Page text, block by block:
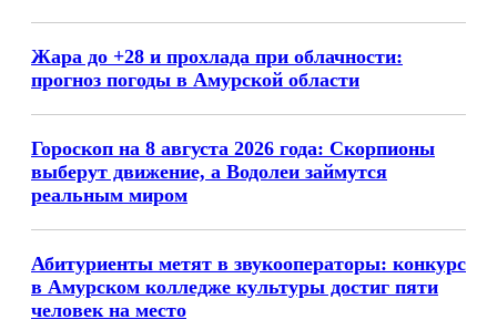
Жара до +28 и прохлада при облачности:
прогноз погоды в Амурской области
Гороскоп на 8 августа 2026 года: Скорпионы
выберут движение, а Водолеи займутся
реальным миром
Абитуриенты метят в звукооператоры: конкурс
в Амурском колледже культуры достиг пяти
человек на место